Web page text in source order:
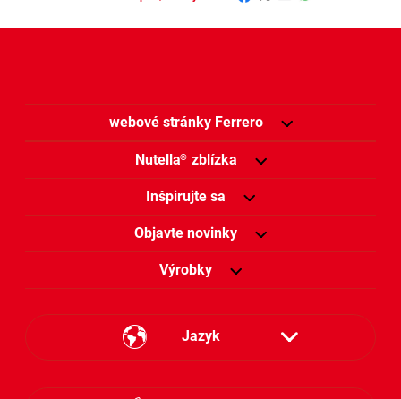
webové stránky Ferrero
Nutella® zblízka
Inšpirujte sa
Objavte novinky
Výrobky
Jazyk